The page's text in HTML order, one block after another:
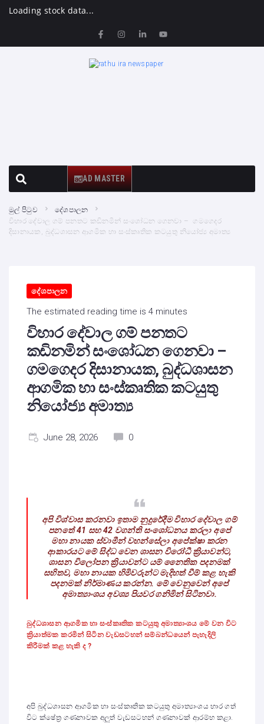
Loading stock data...
AD MASTER
මුල් පිටුව
දේශපාලන
විහාර දේවාල ගම් පනතට කඩිනමින් සංශෝධන ගෙනවා – ගමගෙදර
දිසානායක, බුද්ධශාසන ආගමික හා සංස්කෘතික කටයුතු නියෝජ්‍ය අමාත්‍ය
දේශපාලන
The estimated reading time is 4 minutes
විහාර දේවාල ගම් පනතට
කඩිනමින් සංශෝධන ගෙනවා –
ගමගෙදර දිසානායක, බුද්ධශාසන
ආගමික හා සංස්කෘතික කටයුතු
නියෝජ්‍ය අමාත්‍ය
June 28, 2026 0
අපි විශ්වාස කරනවා ඉතාම නුදුරේදීම විහාර දේවාල ගම්
පනතේ 41 සහ 42 වගන්ති සංශෝධනය කරලා අපේ
මහා නායක ස්වාමීන් වහන්සේලා අපේක්ෂා කරන
ආකාරයට මේ සිද්ධ වෙන ශාසන විරෝධී ක්‍රියාවන්ට,
ශාසන විලෝපන ක්‍රියාවන්ට යම් නෛතික පදනමක්
සහිතව, මහා නායක හිමිවරුන්ට මැදිහත් වීම් කළ හැකි
පදනමක් නිර්මාණය කරන්න. මේ වෙනුවෙන් අපේ
අමාත්‍යාංශය අවශ්‍ය පියවර ගනිමින් සිටිනවා.
බුද්ධශාසන ආගමික හා සංස්කෘතික කටයුතු අමාත්‍යාංශය මේ වන විට
ක්‍රියාත්මක කරමින් සිටින වැඩසටහන් සම්බන්ධයෙන් පැහැදිලි
කිරීමක් කළ හැකි ද ?
අපි බුද්ධශාසන ආගමික හා සංස්කෘතික කටයුතු අමාත්‍යාංශය භාර ගත්
විට ක්ෂේත්‍ර ගණනාවක අලුත් වැඩසටහන් ගණනාවක් ආරම්භ කළා.